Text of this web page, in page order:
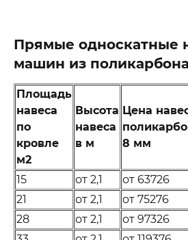
Прямые односкатные
машин из
Площадь
навеса
по
кровле
м2
Высота
навеса
в м
Цена
8 мм
15 от 2,1 от 63726
21
от 2,1 от 75276
28
от 2,1 от 97326